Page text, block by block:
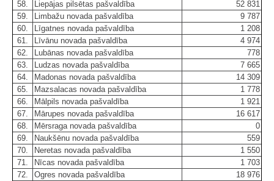
58. Liepājas pilsētas pašvaldība
52 831
59.
Limbažu novada pašvaldība
9 787
60.
Līgatnes novada pašvaldība
1 208
61.
Līvānu novada pašvaldība
4 974
62.
Lubānas novada pašvaldība
778
63.
Ludzas novada pašvaldība
7 665
64.
Madonas novada pašvaldība
14 309
65.
Mazsalacas novada pašvaldība
1 778
66.
Mālpils novada pašvaldība
1 921
67.
Mārupes novada pašvaldība
16 617
68.
Mērsraga novada pašvaldība
0
69.
Naukšēnu novada pašvaldība
559
70.
Neretas novada pašvaldība
1 550
71.
Nīcas novada pašvaldība
1 703
72.
Ogres novada pašvaldība
18 976